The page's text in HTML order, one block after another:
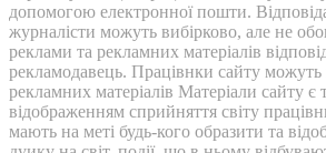
допомогою електронної пошти.
журналісти можуть вибірково, але не
реклами та рекламних матеріалів
рекламодавець. Працівнки сайту можуть
рекламних матеріалів Матеріали сайту є
відображенням сприйняття світу
мають на меті будь-кого образити та